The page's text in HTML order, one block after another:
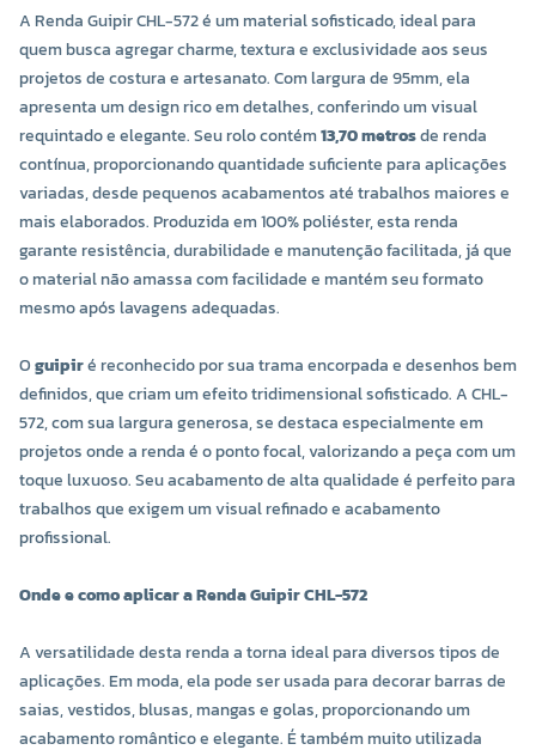
A Renda Guipir CHL-572 é um material sofisticado, ideal para
quem busca agregar charme, textura e exclusividade aos seus
projetos de costura e artesanato. Com largura de 95mm, ela
apresenta um design rico em detalhes, conferindo um visual
requintado e elegante. Seu rolo contém13,70 metrosde renda
contínua, proporcionando quantidade suficiente para aplicações
variadas, desde pequenos acabamentos até trabalhos maiores e
mais elaborados. Produzida em 100% poliéster, esta renda
garante resistência, durabilidade e manutenção facilitada, já que
o material não amassa com facilidade e mantém seu formato
mesmo após lavagens adequadas.
Oguipiré reconhecido por sua trama encorpada e desenhos bem
definidos, que criam um efeito tridimensional sofisticado. A CHL-
572, com sua largura generosa, se destaca especialmente em
projetos onde a renda é o ponto focal, valorizando a peça com um
toque luxuoso. Seu acabamento de alta qualidade é perfeito para
trabalhos que exigem um visual refinado e acabamento
profissional.
Onde e como aplicar a Renda Guipir CHL-572
A versatilidade desta renda a torna ideal para diversos tipos de
aplicações. Em moda, ela pode ser usada para decorar barras de
saias, vestidos, blusas, mangas e golas, proporcionando um
acabamento romântico e elegante. É também muito utilizada